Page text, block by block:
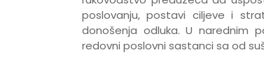
poslovanju, postavi ciljeve i
donošenja odluka. U narednim
redovni poslovni sastanci sa od